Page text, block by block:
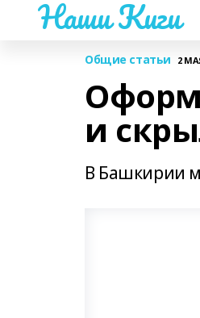
Наши Киги
Общие статьи 2
и
В Башкирии